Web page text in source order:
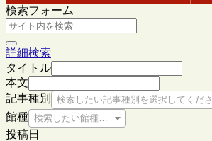
検索フォーム
詳細検索
タイトル
本文
記事種別
検索したい記事種別を選択してくだ
館種 検索したい館種を選択してください
投稿日